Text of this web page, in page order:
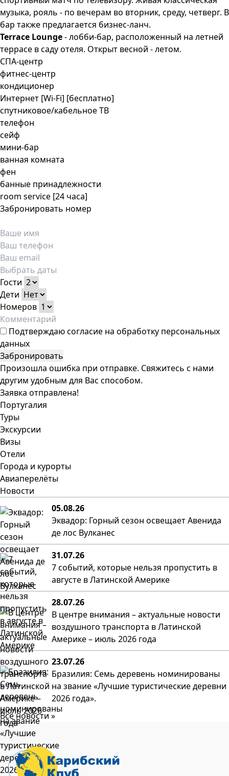
музыка, рояль - по вечерам во вторник, среду, четверг. В
бар также предлагается бизнес-ланч.
Terrace Lounge- лобби-бар, расположенный на летней
террасе в саду отеля. Открыт весной - летом.
СПА-центр
фитнес-центр
кондиционер
Интернет [Wi-Fi] [бесплатно]
спутниковое/кабельное ТВ
телефон
сейф
мини-бар
ванная комната
фен
банные принадлежности
room service [24 часа]
Забронировать номер
Гости
Дети
Номеров
Подтверждаюсогласие на обработку персональных
данных
Забронировать
Произошла ошибка при отправке. Свяжитесь с нами
другим удобным для Вас способом.
Заявка отправлена!
Португалия
Туры
Экскурсии
Визы
Отели
Города и курорты
Авиаперелёты
Новости
05.08.26
Эквадор: Горный сезон освещает Авенида
де лос Вулканес
31.07.26
7 событий, которые нельзя пропустить в
августе в Латинской Америке
28.07.26
В центре внимания – актуальные новости
воздушного транспорта в Латинской
Америке – июль 2026 года
23.07.26
Бразилия: Семь деревень номинированы
на звание «Лучшие туристические деревни
2026 года».
Все новости »